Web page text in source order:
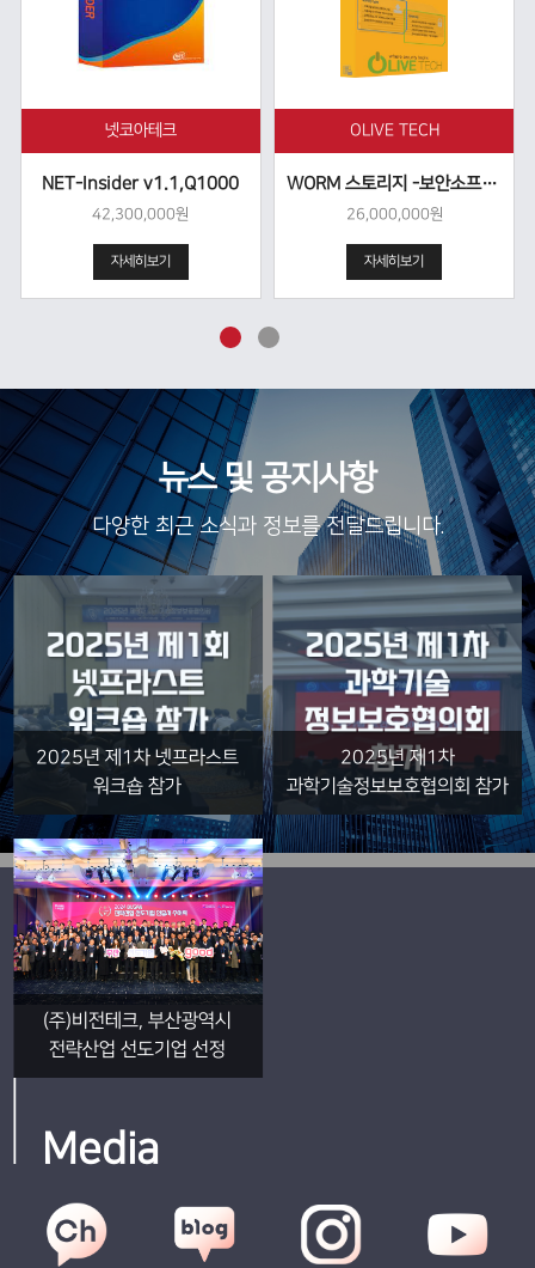
넷코아테크
NET-Insider v1.1,Q1000
42,300,000원
자세히보기
OLIVE TECH
WORM 스토리지 -보안소프트웨어
26,000,000원
자세히보기
뉴스 및 공지사항
다양한 최근 소식과 정보를 전달드립니다.
2025년 제1차 넷프라스트
워크숍 참가
2025년 제1차
과학기술정보보호협의회 참가
(주)비전테크, 부산광역시
전략산업 선도기업 선정
국가망보안체계 콘퍼런스,
Media